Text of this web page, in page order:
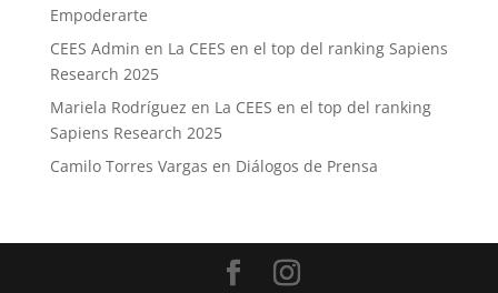
Empoderarte
CEES Admin en La CEES en el top del ranking Sapiens
Research 2025
Mariela Rodríguez en La CEES en el top del ranking
Sapiens Research 2025
Camilo Torres Vargas en Diálogos de Prensa